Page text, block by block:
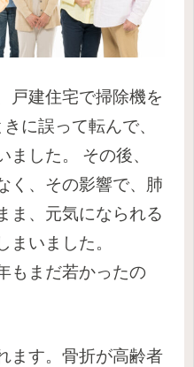
戸建住宅で掃除機を
に誤って転んで、
ました。
その後、
く、その影響で、肺
ま、元気になられる
まいました。
もまだ若かったの
ます。骨折が高齢者